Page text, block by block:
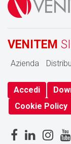
VENITEM
Azienda
Accedi
Cookie Policy